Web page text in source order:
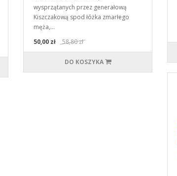
wysprzątanych przez generałową
Kiszczakową spod łóżka zmarłego
męża,…
50,00 zł
58,80 zł
DO KOSZYKA